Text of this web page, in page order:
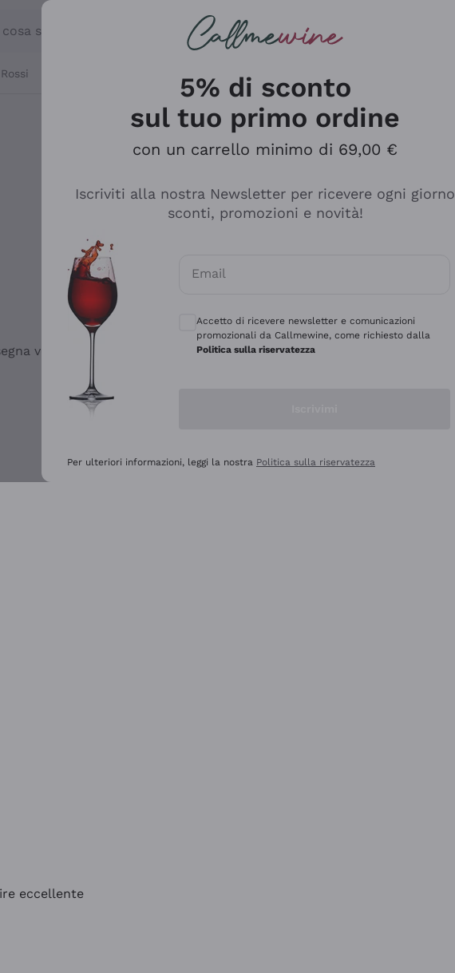
stai cercando
Rossi
velocissima
eccellente
5% di sconto
sul tuo primo ordine
con un carrello minimo di 69,00 €
Iscriviti alla nostra Newsletter per ricevere ogni giorno
sconti, promozioni e novità!
Email
Accetto di ricevere newsletter e comunicazioni
promozionali da Callmewine, come richiesto dalla
Politica sulla riservatezza
Per ulteriori informazioni, leggi la nostra Politica sulla riservatezza